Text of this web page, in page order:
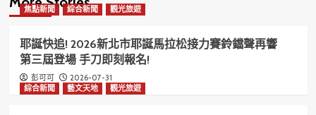
焦點新聞 綜合新聞 觀光旅遊
耶誕快追! 2026新北市耶誕馬拉松接力賽鈴鐺聲再響
第三屆登場 手刀即刻報名!
彭可可
2026-07-31
綜合新聞
藝文天地 觀光旅遊